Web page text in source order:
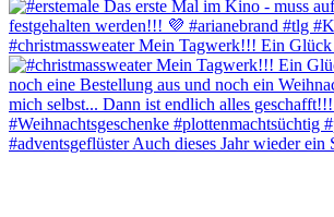
#christmassweater Mein Tagwerk!!! Ein
#adventsgeflüster Auch dieses Jahr wieder ein